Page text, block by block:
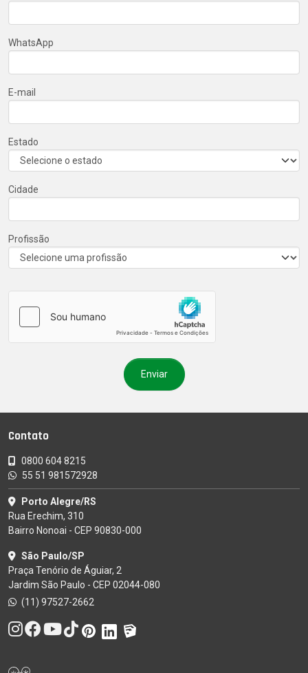
WhatsApp
E-mail
Estado
Cidade
Profissão
Contato
0800 604 8215
55 51 981572928
Porto Alegre/RS
Rua Erechim, 310
Bairro Nonoai - CEP 90830-000
São Paulo/SP
Praça Tenório de Águiar, 2
Jardim São Paulo - CEP 02044-080
(11) 97527-2662